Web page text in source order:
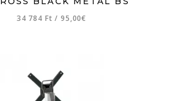
34 784 Ft/ 95,00€